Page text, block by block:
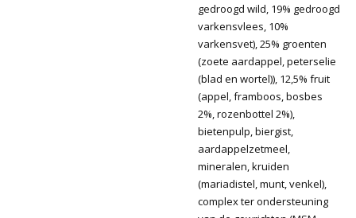
gedroogd wild, 19% gedroogd
varkensvlees, 10%
varkensvet), 25% groenten
(zoete aardappel, peterselie
(blad en wortel)), 12,5% fruit
(appel, framboos, bosbes
2%, rozenbottel 2%),
bietenpulp, biergist,
aardappelzetmeel,
mineralen, kruiden
(mariadistel, munt, venkel),
complex ter ondersteuning